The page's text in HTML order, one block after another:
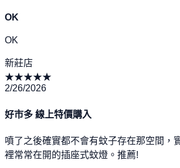
OK
OK
新莊店
★★★★★
2/26/2026
好市多 線上特價購入
噴了之後確實都不會有蚊子存在那空間，
裡常常在開的插座式蚊燈。推薦!